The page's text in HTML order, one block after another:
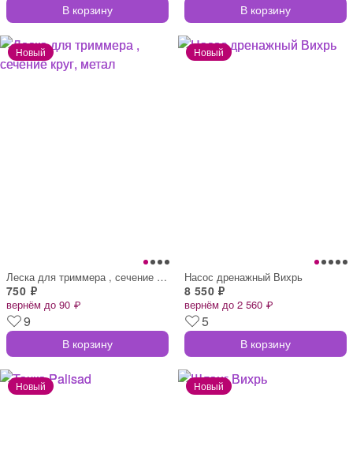
В корзину В корзину
Леска для триммера , сечение круг, метал
750 ₽
вернём до 90 ₽
9
В корзину
Насос дренажный Вихрь
8 550 ₽
вернём до 2 560 ₽
5
В корзину